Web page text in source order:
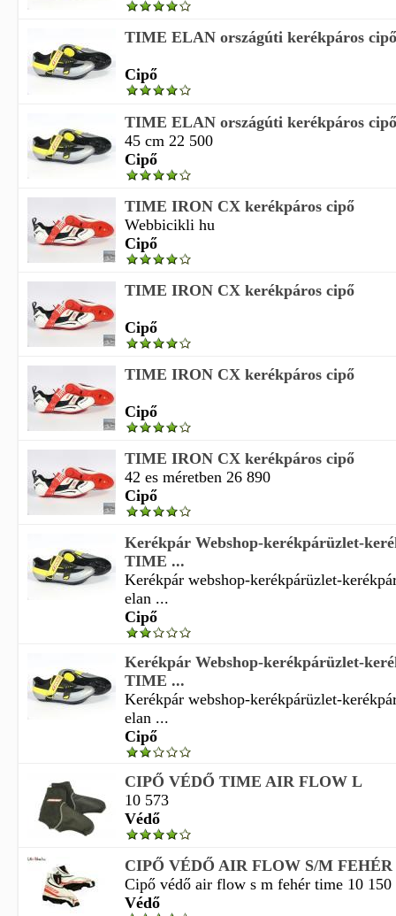
TIME ELAN országúti kerékpáros cipő
Cipő
TIME ELAN országúti kerékpáros cipő
45 cm 22 500
Cipő
TIME IRON CX kerékpáros cipő
Webbicikli hu
Cipő
TIME IRON CX kerékpáros cipő
Cipő
TIME IRON CX kerékpáros cipő
Cipő
TIME IRON CX kerékpáros cipő
42 es méretben 26 890
Cipő
Kerékpár Webshop-kerékpárüzlet-
TIME ...
Kerékpár webshop-kerékpárüzlet-
elan ...
Cipő
Kerékpár Webshop-kerékpárüzlet-
TIME ...
Kerékpár webshop-kerékpárüzlet-
elan ...
Cipő
CIPŐ VÉDŐ TIME AIR FLOW L
10 573
Védő
CIPŐ VÉDŐ AIR FLOW S/M
Cipő védő air flow s m fehér time 10 150
Védő